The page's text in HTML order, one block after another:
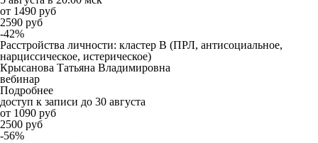
от 1490 руб
2590 руб
-42%
Расстройства личности: кластер B (ПРЛ, антисоциальное,
нарциссическое, истерическое)
Крысанова Татьяна Владимировна
вебинар
Подробнее
доступ к записи до 30 августа
от 1090 руб
2500 руб
-56%